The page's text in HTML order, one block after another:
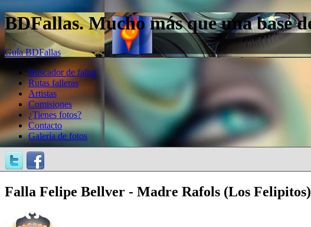
BDFallas. Mucho más que una base
Guía BDFallas
Buscador de fallas
Rutas falleras
Artistas
Comisiones
¿Tienes fotos?
Contacto
Galería de fotos
Falla Felipe Bellver - Madre Rafols (Los